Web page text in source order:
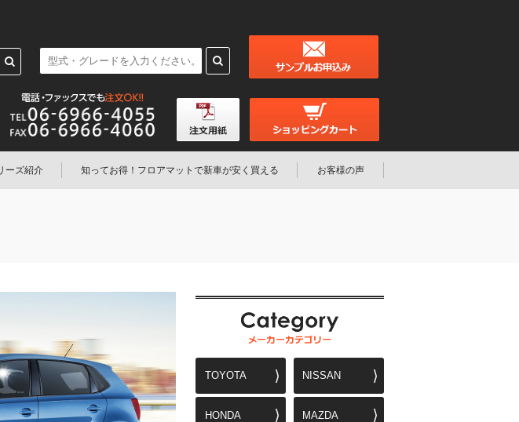
ーズ紹介 知ってお得！ フロアマットで新車が安く買える お客様の声
TOYOTA NISSAN
HONDA MAZDA